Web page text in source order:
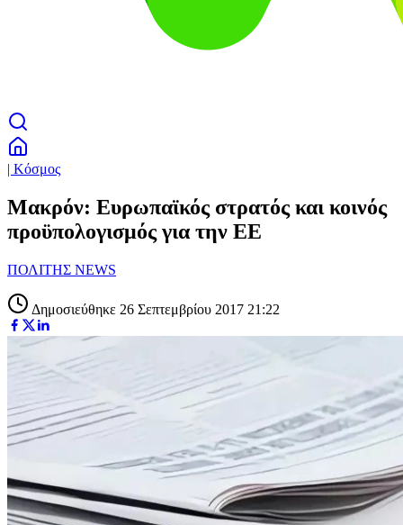
| Κόσμος
Μακρόν: Ευρωπαϊκός στρατός και κοινός
προϋπολογισμός για την ΕΕ
ΠΟΛΙΤΗΣ NEWS
Δημοσιεύθηκε 26 Σεπτεμβρίου 2017 21:22